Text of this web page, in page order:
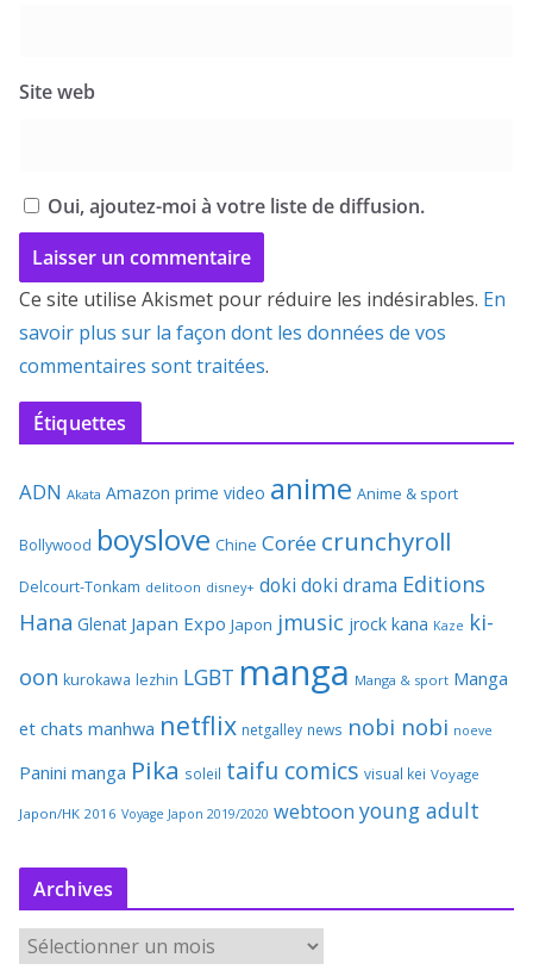
Site web
Oui, ajoutez-moi à votre liste de diffusion.
Ce site utilise Akismet pour réduire les indésirables. En
savoir plus sur la façon dont les données de vos
commentaires sont traitées.
Étiquettes
ADN Akata Amazon prime video anime Anime & sport
Bollywood boyslove Chine Corée crunchyroll
Delcourt-Tonkam delitoon disney+ doki doki drama Editions
Hana Glenat Japan Expo Japon jmusic jrock kana Kaze ki-
oon kurokawa lezhin LGBT manga Manga & sport Manga
et chats manhwa netflix netgalley news nobi nobi noeve
Panini manga Pika soleil taifu comics visual kei Voyage
Japon/HK 2016 Voyage Japon 2019/2020 webtoon young adult
Archives